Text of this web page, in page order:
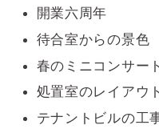
開業六周年
待合室からの景色
春のミニコンサー
処置室のレイアウ
テナントビルの工